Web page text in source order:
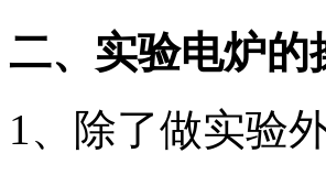
二、实验电炉的
1、除了做实验